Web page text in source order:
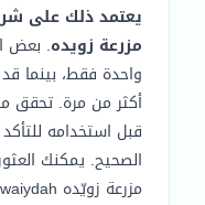
يعتمد ذلك على
مزرعة زويده. بعض
واحدة فقط، بينما
أكثر من مرة. تحقق
قبل استخدامه
الصحيح. يمكنك
مزرعة زويّده zwaiydah.